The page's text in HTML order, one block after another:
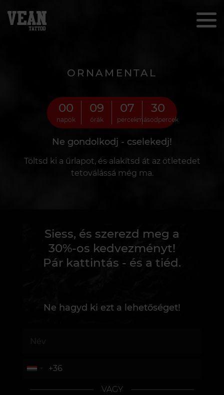
ORNAMENTAL
00
napok
09
órák
07
percek
29
másodpercek
Ne gondolkodj - cselekedj!
Töltsd ki a űrlapot, és alakítsd át az ötletedet
tetoválássá még ma.
Siess, és szerezd meg a
30%-os kedvezményt!
Pár kattintás - és a tiéd.
Ne hagyd ki ezt a lehetőséget!
VAGY